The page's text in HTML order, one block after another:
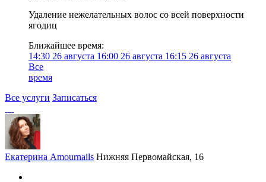
Удаление нежелательных волос со всей поверхности
ягодиц
Ближайшее время:
14:30 26 августа 16:00 26 августа 16:15 26 августа
Все
время
Все услуги Записаться
Екатерина Amournails Нижняя Первомайская, 16